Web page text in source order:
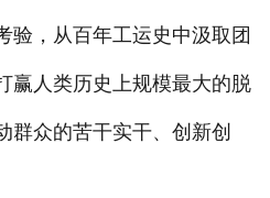
验，从百年工运史中汲取团
赢人类历史上规模最大的脱
群众的苦干实干、创新创